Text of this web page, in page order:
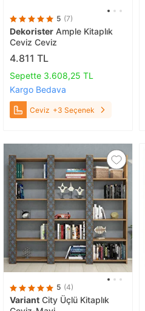
5 (7)
Dekorister Ample Kitaplık
Ceviz Ceviz
4.811 TL
Sepette 3.608,25 TL
Kargo Bedava
Ceviz +3 Seçenek
5 (4)
Variant City Üçlü Kitaplık